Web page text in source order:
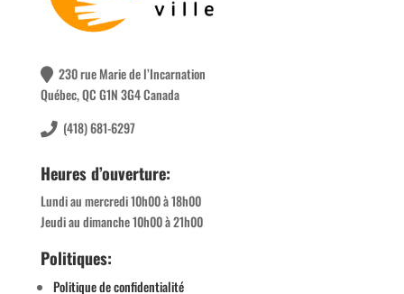
230 rue Marie de l’Incarnation
Québec, QC G1N 3G4 Canada
(418) 681-6297
Heures d’ouverture:
Lundi au mercredi 10h00 à 18h00
Jeudi au dimanche 10h00 à 21h00
Politiques:
Politique de confidentialité